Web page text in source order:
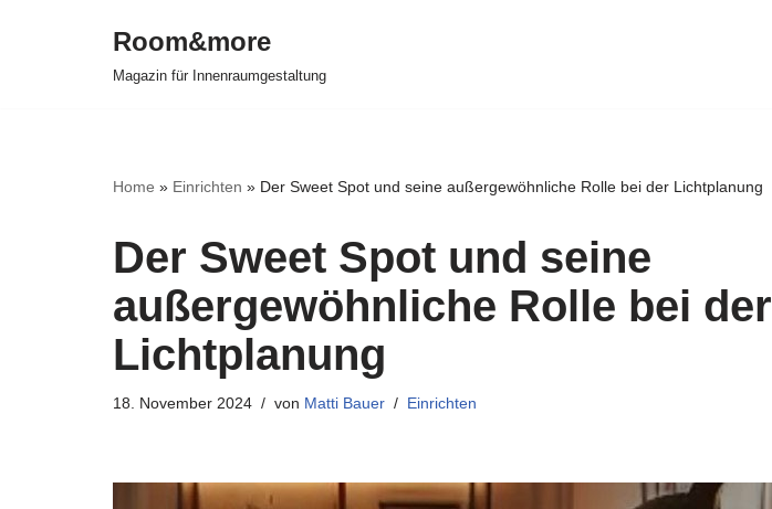
Room&more
Magazin für Innenraumgestaltung
Home » Einrichten » Der Sweet Spot und seine außergewöhnliche Rolle bei der Lichtplanung
Der Sweet Spot und seine
außergewöhnliche Rolle bei der
Lichtplanung
18. November 2024 von Matti Bauer Einrichten